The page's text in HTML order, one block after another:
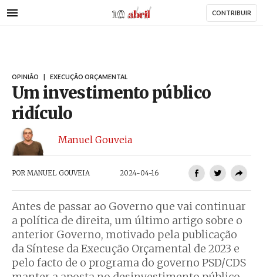
para
AbrilAbril CONTRIBUIR
OPINIÃO EXECUÇÃO ORÇAMENTAL
Um investimento público
ridículo
Manuel Gouveia
POR MANUEL GOUVEIA 2024-04-16
Antes de passar ao Governo que vai continuar
a política de direita, um último artigo sobre o
anterior Governo, motivado pela publicação
da Síntese da Execução Orçamental de 2023 e
pelo facto de o programa do governo PSD/CDS